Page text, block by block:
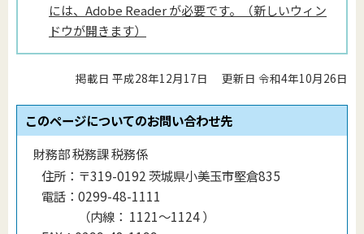
には、Adobe Reader が必要です。（新しいウィン
ドウが開きます）
掲載日 平成28年12月17日 更新日 令和4年10月26日
このページについてのお問い合わせ先
財務部 税務課 税務係
住所： 〒319-0192 茨城県小美玉市堅倉835
電話： 0299-48-1111
（内線 ： 1121〜1124）